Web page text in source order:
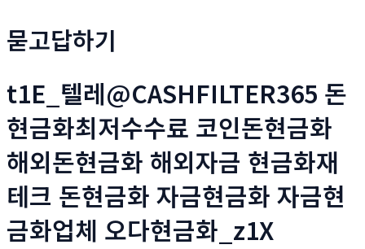
묻고답하기
t1E_텔레@CASHFILTER365 돈
현금화최저수수료 코인돈현금화
해외돈현금화 해외자금 현금화재
테크 돈현금화 자금현금화 자금현
금화업체 오다현금화_z1X